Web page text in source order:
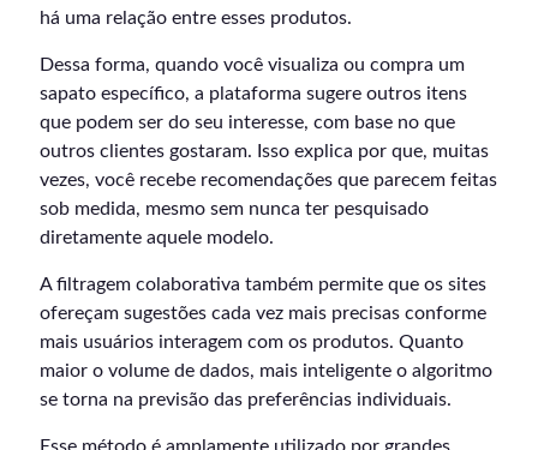
há uma relação entre esses produtos.
Dessa forma, quando você visualiza ou compra um
sapato específico, a plataforma sugere outros itens
que podem ser do seu interesse, com base no que
outros clientes gostaram. Isso explica por que, muitas
vezes, você recebe recomendações que parecem feitas
sob medida, mesmo sem nunca ter pesquisado
diretamente aquele modelo.
A filtragem colaborativa também permite que os sites
ofereçam sugestões cada vez mais precisas conforme
mais usuários interagem com os produtos. Quanto
maior o volume de dados, mais inteligente o algoritmo
se torna na previsão das preferências individuais.
Esse método é amplamente utilizado por grandes